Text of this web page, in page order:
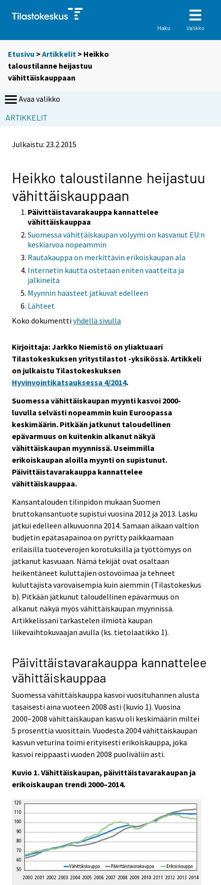
Haku Valikko
Etusivu >Artikkelit > Heikko
taloustilanne heijastuu
vähittäiskauppaan
Avaa valikko
ARTIKKELIT
Julkaistu: 23.2.2015
Heikko taloustilanne heijastuu
vähittäiskauppaan
Päivittäistavarakauppa kannattelee
vähittäiskauppaa
Suomessa vähittäiskaupan volyymi on kasvanut EU:n
keskiarvoa nopeammin
Rautakauppa on merkittävin erikoiskaupan ala
Internetin kautta ostetaan eniten vaatteita ja
jalkineita
Myynnin haasteet jatkuvat edelleen
Lähteet
Koko dokumenttiyhdellä sivulla
Kirjoittaja: Jarkko Niemistö on yliaktuaari
Tilastokeskuksen yritystilastot -yksikössä.Artikkeli
on julkaistu Tilastokeskuksen
Hyvinvointikatsauksessa 4/2014.
Suomessa vähittäiskaupan myynti kasvoi 2000-
luvulla selvästi nopeammin kuin Euroopassa
keskimäärin. Pitkään jatkunut taloudellinen
epävarmuus on kuitenkin alkanut näkyä
vähittäiskaupan myynnissä. Useimmilla
erikoiskaupan aloilla myynti on supistunut.
Päivittäistavarakauppa kannattelee
vähittäiskauppaa.
Kansantalouden tilinpidon mukaan Suomen
bruttokansantuote supistui vuosina 2012 ja 2013. Lasku
jatkui edelleen alkuvuonna 2014. Samaan aikaan valtion
budjetin epätasapainoa on pyritty paikkaamaan
erilaisilla tuoteverojen korotuksilla ja työttömyys on
jatkanut kasvuaan. Nämä tekijät ovat osaltaan
heikentäneet kuluttajien ostovoimaa ja tehneet
kuluttajista varovaisempia kuin aiemmin (Tilastokeskus
b). Pitkään jatkunut taloudellinen epävarmuus on
alkanut näkyä myös vähittäiskaupan myynnissä.
Artikkelissani tarkastelen ilmiötä kaupan
liikevaihtokuvaajan avulla (ks. tietolaatikko 1).
Päivittäistavarakauppa kannattelee
vähittäiskauppaa
Suomessa vähittäiskauppa kasvoi vuosituhannen alusta
tasaisesti aina vuoteen 2008 asti (kuvio 1). Vuosina
2000–2008 vähittäiskaupan kasvu oli keskimäärin miltei
5 prosenttia vuosittain. Vuodesta 2004 vähittäiskaupan
kasvun veturina toimi erityisesti erikoiskauppa, joka
kasvoi reippaasti vuoden 2008 puoliväliin asti.
Kuvio 1. Vähittäiskaupan, päivittäistavarakaupan ja
erikoiskaupan trendi 2000–2014.